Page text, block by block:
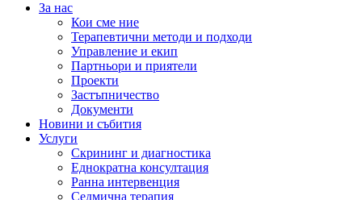
За нас
Кои сме ние
Терапевтични методи и подходи
Управление и екип
Партньори и приятели
Проекти
Застъпничество
Документи
Новини и събития
Услуги
Скрининг и диагностика
Еднократна консултация
Ранна интервенция
Седмична терапия